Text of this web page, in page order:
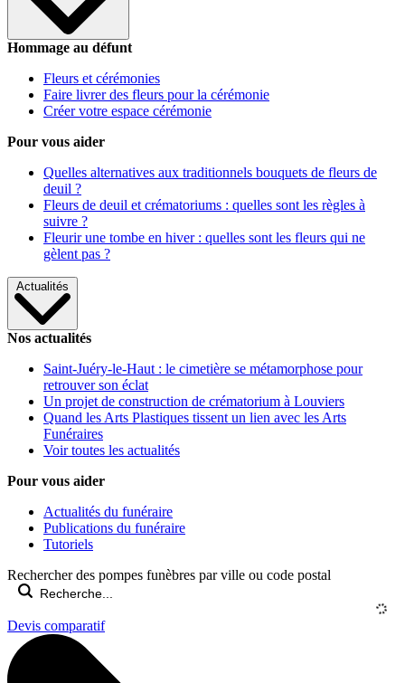
Hommage au défunt
Fleurs et cérémonies
Faire livrer des fleurs pour la cérémonie
Créer votre espace cérémonie
Pour vous aider
Quelles alternatives aux traditionnels bouquets de fleurs de
deuil ?
Fleurs de deuil et crématoriums : quelles sont les règles à
suivre ?
Fleurir une tombe en hiver : quelles sont les fleurs qui ne
gèlent pas ?
Actualités
Nos actualités
Saint-Juéry-le-Haut : le cimetière se métamorphose pour
retrouver son éclat
Un projet de construction de crématorium à Louviers
Quand les Arts Plastiques tissent un lien avec les Arts
Funéraires
Voir toutes les actualités
Pour vous aider
Actualités du funéraire
Publications du funéraire
Tutoriels
Rechercher des pompes funèbres par ville ou code postal
Devis comparatif